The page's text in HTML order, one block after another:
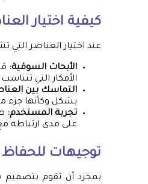
كيفية اختيار
عند اختيار العناصر
الأبحاث السوقية:
الأفكار التي
التماسك بين
بشكل وكأنها جزء
تجربة المستخدم:
على مدى ارتباطه
توجيهات للحفاظ
بمجرد أن تقوم بتصميم